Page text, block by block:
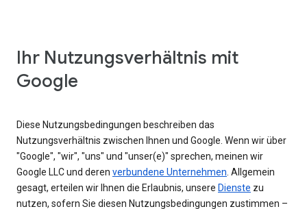
Ihr Nutzungsverhältnis mit
Google
Diese Nutzungsbedingungen beschreiben das
Nutzungsverhältnis zwischen Ihnen und Google. Wenn wir über
"Google", "wir", "uns" und "unser(e)" sprechen, meinen wir
Google LLC und deren verbundene Unternehmen . Allgemein
gesagt, erteilen wir Ihnen die Erlaubnis, unsere Dienste zu
nutzen, sofern Sie diesen Nutzungsbedingungen zustimmen –